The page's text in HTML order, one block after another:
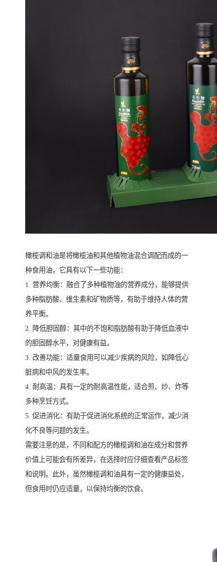
橄榄调和油是将橄榄油和其他植物油混合调配而成的一
种食用油，它具有以下一些功能：
1. 营养均衡：融合了多种植物油的营养成分，能够提供
多种脂肪酸、维生素和矿物质等，有助于维持人体的营
养平衡。
2. 降低胆固醇：其中的不饱和脂肪酸有助于降低血液中
的胆固醇水平，对健康有益。
3. 改善功能：适量食用可以减少疾病的风险，如降低心
脏病和中风的发生率。
4. 耐高温：具有一定的耐高温性能，适合煎、炒、炸等
多种烹饪方式。
5. 促进消化：有助于促进消化系统的正常运作，减少消
化不良等问题的发生。
需要注意的是，不同和配方的橄榄调和油在成分和营养
价值上可能会有所差异，在选择时应仔细查看产品标签
和说明。此外，虽然橄榄调和油具有一定的健康益处，
但食用时仍应适量，以保持均衡的饮食。